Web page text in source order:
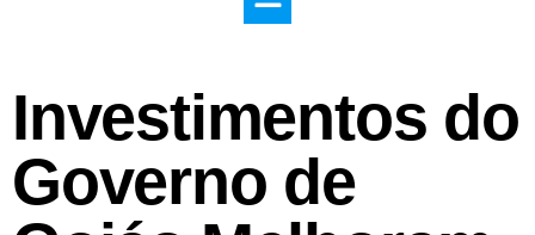
Investimentos do
Governo de